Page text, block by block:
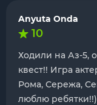
Anyuta Onda
10
Ходили на Аз-5,
квест!! Игра
Рома, Сережа,
люблю